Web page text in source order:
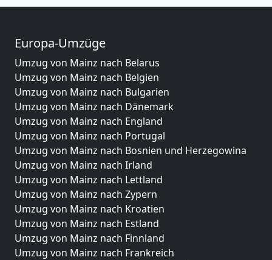
Europa-Umzüge
Umzug von Mainz nach Belarus
Umzug von Mainz nach Belgien
Umzug von Mainz nach Bulgarien
Umzug von Mainz nach Dänemark
Umzug von Mainz nach England
Umzug von Mainz nach Portugal
Umzug von Mainz nach Bosnien und Herzegowina
Umzug von Mainz nach Irland
Umzug von Mainz nach Lettland
Umzug von Mainz nach Zypern
Umzug von Mainz nach Kroatien
Umzug von Mainz nach Estland
Umzug von Mainz nach Finnland
Umzug von Mainz nach Frankreich